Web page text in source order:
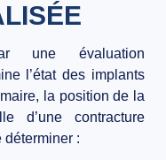
une évaluation
l’état des implants
la position de la
d’une contracture
déterminer :